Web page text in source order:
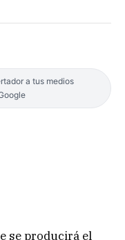
a tus medios
se producirá el